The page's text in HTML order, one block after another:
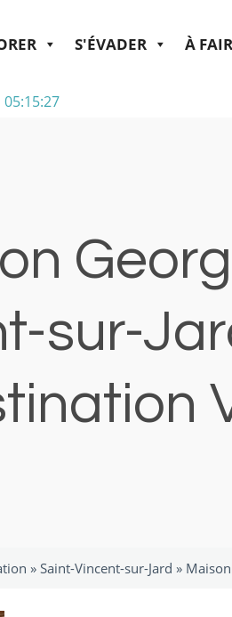
S'ÉVADER À
05:15:26
sur-
» Saint-Vincent-sur-Jard »